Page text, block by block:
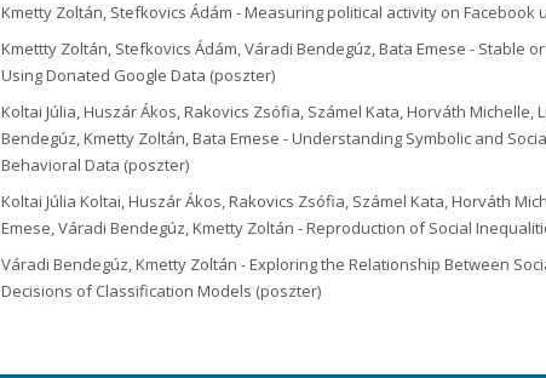
Kmetty Zoltán, Stefkovics Ádám - Measuring political activity on
Kmettty Zoltán, Stefkovics Ádám, Váradi Bendegúz, Bata Emese - Stable
Using Donated Google Data (poszter)
Koltai Júlia, Huszár Ákos, Rakovics Zsófia, Számel Kata, Horváth Michelle,
Bendegúz, Kmetty Zoltán, Bata Emese - Understanding Symbolic and
Behavioral Data (poszter)
Koltai Júlia Koltai, Huszár Ákos, Rakovics Zsófia, Számel Kata, Horváth
Emese, Váradi Bendegúz, Kmetty Zoltán - Reproduction of Social
Váradi Bendegúz, Kmetty Zoltán - Exploring the Relationship Between
Decisions of Classification Models (poszter)